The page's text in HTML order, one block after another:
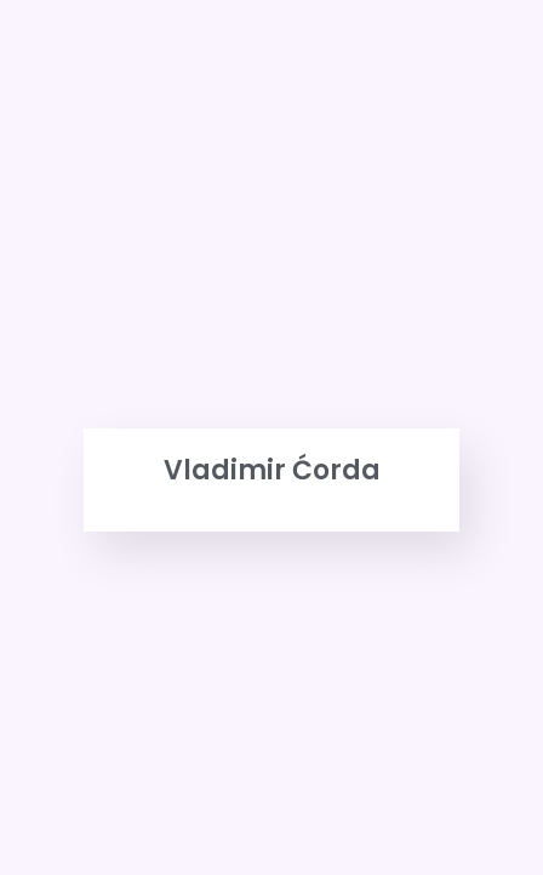
Vladimir Ćorda